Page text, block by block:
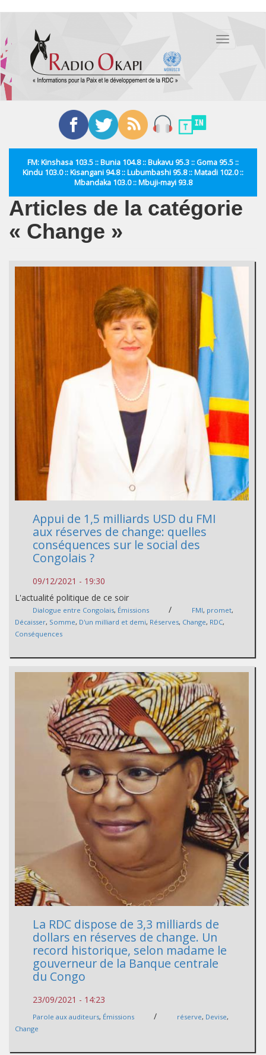
contenu
principal
Toggle
FM: Kinshasa 103.5 :: Bunia 104.8 :: Bukavu 95.3 :: Goma 95.5 ::
Kindu 103.0 :: Kisangani 94.8 :: Lubumbashi 95.8 :: Matadi 102.0 ::
Mbandaka 103.0 :: Mbuji-mayi 93.8
Articles de la catégorie
« Change »
Appui de 1,5 milliards USD du FMI
aux réserves de change: quelles
conséquences sur le social des
Congolais ?
09/12/2021 - 19:30
L'actualité politique de ce soir
Dialogue entre Congolais, Émissions / FMI, promet,
Décaisser, Somme, D'un milliard et demi, Réserves, Change, RDC,
Conséquences
La RDC dispose de 3,3 milliards de
dollars en réserves de change. Un
record historique, selon madame le
gouverneur de la Banque centrale
du Congo
23/09/2021 - 14:23
Parole aux auditeurs, Émissions / réserve, Devise,
Change